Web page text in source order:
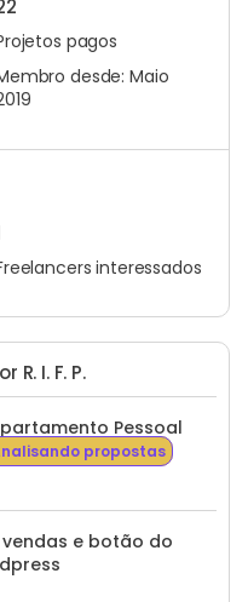
pagos
desde: Maio
interessados
I. F. P.
Pessoal
propostas
e botão do